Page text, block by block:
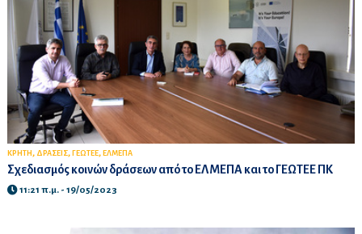
ΚΡΗΤΗ , ΔΡΑΣΕΙΣ, ΓΕΩΤΕΕ, ΕΛΜΕΠΑ
Σχεδιασμός κοινών δράσεων από το ΕΛΜΕΠΑ και το ΓΕΩΤΕΕ ΠΚ
11:21 π.μ. - 19/05/2023